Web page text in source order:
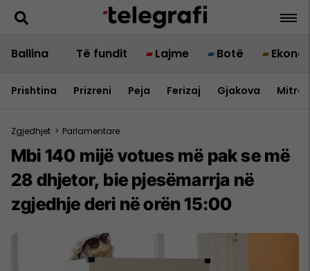
Ballina Të fundit Lajme Botë
Prishtina Prizreni Peja Ferizaj Gjakova
Zgjedhjet > Parlamentare
Mbi 140 mijë votues më pak se më
28 dhjetor, bie pjesëmarrja në
zgjedhje deri në orën 15:00